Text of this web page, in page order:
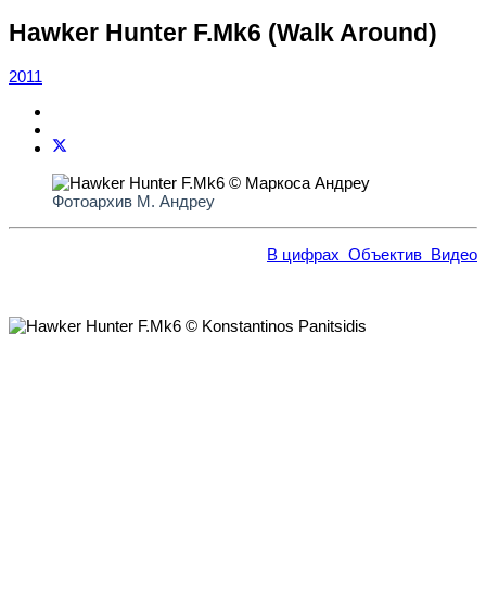
Hawker Hunter F.Mk6 (Walk Around)
2011
Фотоархив М. Андреу
В цифрах Объектив Видео